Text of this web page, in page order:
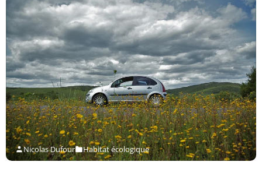
Nicolas Dufour Habitat écologique